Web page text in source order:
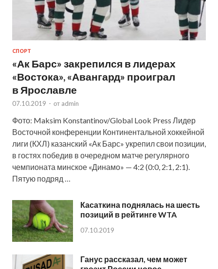
СПОРТ
«Ак Барс» закрепился в лидерах
«Востока», «Авангард» проиграл
в Ярославле
07.10.2019 - от admin
Фото: Maksim Konstantinov/Global Look Press Лидер
Восточной конференции Континентальной хоккейной
лиги (КХЛ) казанский «Ак Барс» укрепил свои позиции,
в гостях победив в очередном матче регулярного
чемпионата минское «Динамо» — 4:2 (0:0, 2:1, 2:1).
Пятую подряд …
Касаткина поднялась на шесть
позиций в рейтинге WTA
07.10.2019
Ганус рассказал, чем может